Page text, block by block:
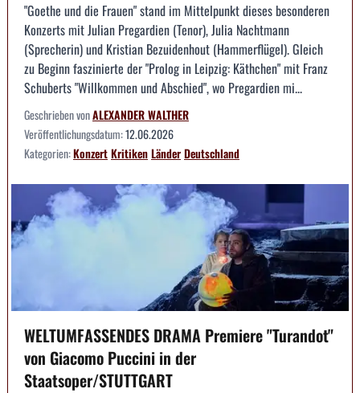
"Goethe und die Frauen" stand im Mittelpunkt dieses besonderen
Konzerts mit Julian Pregardien (Tenor), Julia Nachtmann
(Sprecherin) und Kristian Bezuidenhout (Hammerflügel). Gleich
zu Beginn faszinierte der "Prolog in Leipzig: Käthchen" mit Franz
Schuberts "Willkommen und Abschied", wo Pregardien mi...
Geschrieben vonALEXANDER WALTHER
Veröffentlichungsdatum:12.06.2026
Kategorien:KonzertKritikenLänderDeutschland
WELTUMFASSENDES DRAMA Premiere "Turandot"
von Giacomo Puccini in der
Staatsoper/STUTTGART